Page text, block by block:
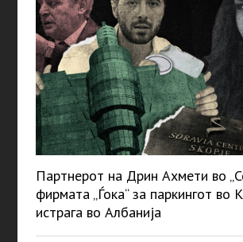
Партнерот на Дрин Ахмети во
фирмата „Ѓока“ за паркингот во
истрага во Албанија